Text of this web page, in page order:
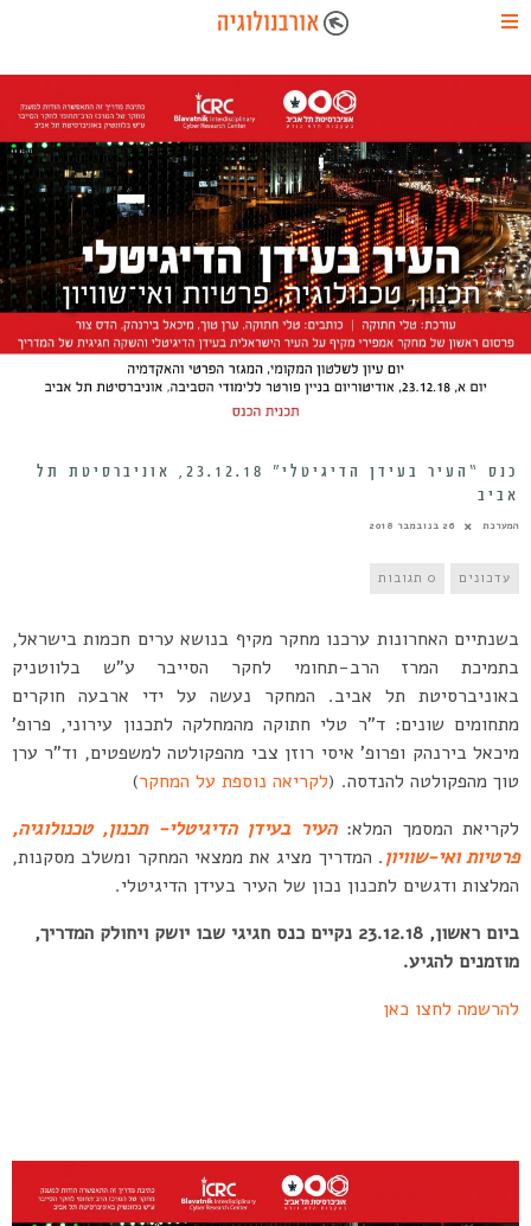
כנס “העיר בעידן הדיגיטלי” 23.12.18, אוניברסיטת תל
אביב
המערכת 26 בנובמבר 2018
עדכונים 0 תגובות
בשנתיים האחרונות ערכנו מחקר מקיף בנושא ערים חכמות בישראל,
בתמיכת המרז הרב-תחומי לחקר הסייבר ע”ש בלווטניק
באוניברסיטת תל אביב. המחקר נעשה על ידי ארבעה חוקרים
מתחומים שונים: ד”ר טלי חתוקה מהמחלקה לתכנון עירוני, פרופ’
מיכאל בירנהק ופרופ’ איסי רוזן צבי מהפקולטה למשפטים, וד”ר ערן
טוך מהפקולטה להנדסה. (לקריאה נוספת על המחקר)
לקריאת המסמך המלא:העיר בעידן הדיגיטלי- תכנון, טכנולוגיה,
פרטיות ואי-שוויון. המדריך מציג את ממצאי המחקר ומשלב מסקנות,
המלצות ודגשים לתכנון נכון של העיר בעידן הדיגיטלי.
ביום ראשון, 23.12.18 נקיים כנס חגיגי שבו יושק ויחולק המדריך,
מוזמנים להגיע.
להרשמה לחצו כאן